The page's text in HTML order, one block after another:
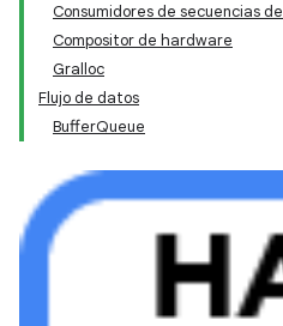
Consumidores de secuencias
Compositor de hardware
Gralloc
Flujo de datos
BufferQueue